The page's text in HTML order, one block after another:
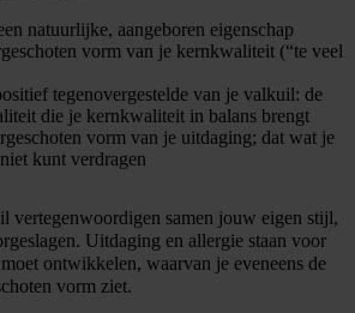
natuurlijke, aangeboren eigenschap
vorm van je kernkwaliteit (“te veel
tegenovergestelde van je valkuil: de
die je kernkwaliteit in balans brengt
vorm van je uitdaging; dat wat je
kunt verdragen
vertegenwoordigen samen jouw eigen stijl,
Uitdaging en allergie staan voor
ontwikkelen, waarvan je eveneens de
vorm ziet.